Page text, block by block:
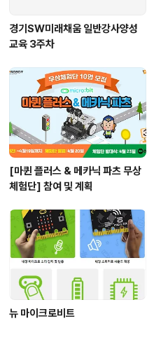
경기SW미래채움 일반강사양성
교육 3주차
[마퀸 플러스 & 메카닉 파츠 무상
체험단] 참여 및 계획
뉴 마이크로비트